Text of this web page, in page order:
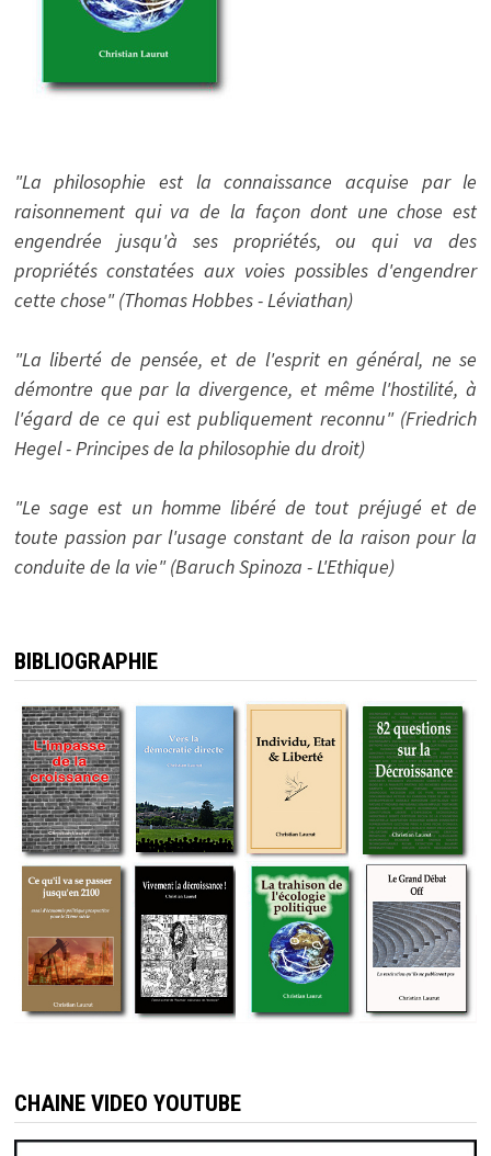
"La philosophie est la connaissance acquise par le
raisonnement qui va de la façon dont une chose est
engendrée jusqu'à ses propriétés, ou qui va des
propriétés constatées aux voies possibles d'engendrer
cette chose" (Thomas Hobbes - Léviathan)
"La liberté de pensée, et de l'esprit en général, ne se
démontre que par la divergence, et même l'hostilité, à
l'égard de ce qui est publiquement reconnu" (Friedrich
Hegel - Principes de la philosophie du droit)
"Le sage est un homme libéré de tout préjugé et de
toute passion par l'usage constant de la raison pour la
conduite de la vie" (Baruch Spinoza - L'Ethique)
BIBLIOGRAPHIE
CHAINE VIDEO YOUTUBE